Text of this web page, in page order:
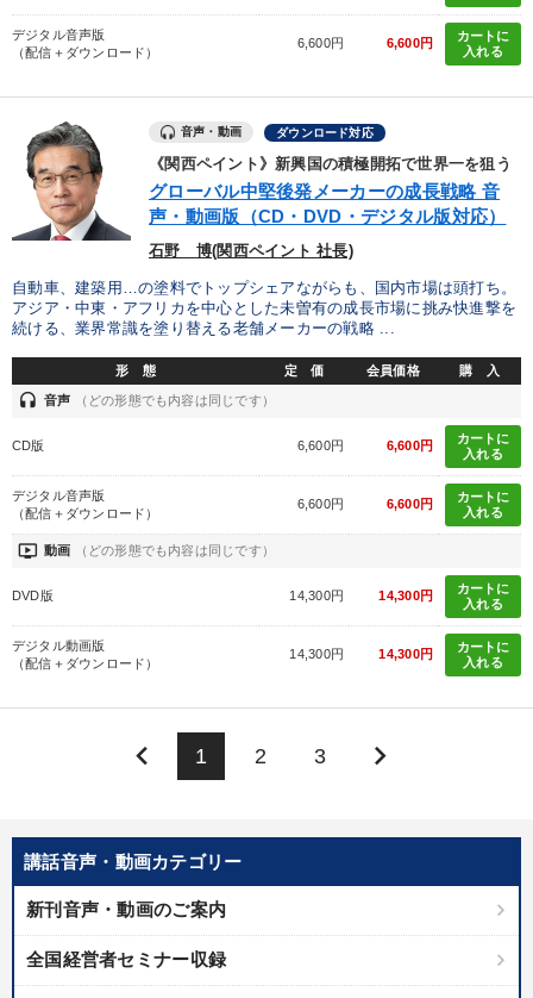
講話音声・動画カテゴリー
新刊音声・動画のご案内
全国経営者セミナー収録
デジタル音声版
（配信＋ダウンロード）
6,600円 6,600円
カートに
入れる
音声・動画 ダウンロード対応
《関西ペイント》新興国の積極開拓で世界一を狙う
グローバル中堅後発メーカーの成長戦略 音
声・動画版（CD・DVD・デジタル版対応）
石野 博(関西ペイント 社長)
自動車、建築用…の塗料でトップシェアながらも、国内市場は頭打ち。
アジア・中東・アフリカを中心とした未曽有の成長市場に挑み快進撃を
続ける、業界常識を塗り替える老舗メーカーの戦略 ...
形 態 定 価 会員価格 購 入
headset 音声 （どの形態でも内容は同じです）
CD版 6,600円 6,600円
カートに
入れる
デジタル音声版
（配信＋ダウンロード）
6,600円 6,600円
カートに
入れる
ondemand_video 動画 （どの形態でも内容は同じです）
DVD版 14,300円 14,300円
カートに
入れる
デジタル動画版
（配信＋ダウンロード）
14,300円 14,300円
カートに
入れる
keyboard_arrow_left 1 2 3 keyboard_arrow_right